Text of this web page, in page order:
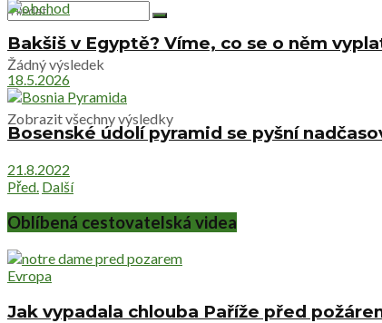
Žádný výsledek
Zobrazit všechny výsledky
Bakšiš v Egyptě? Víme, co se o něm
18.5.2026
Bosenské údolí pyramid se pyšní
21.8.2022
Před. Další
Oblíbená cestovatelská videa
Evropa
Jak vypadala chlouba Paříže před